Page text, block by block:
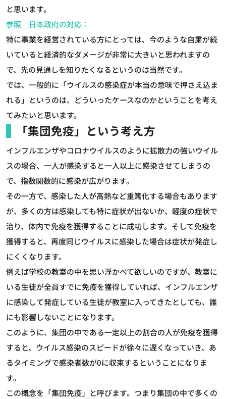
と思います。
参照 日本政府の対応：
特に事業を経営されている方にとっては、今のような自粛が続
いていると経済的なダメージが非常に大きいと思われますの
で、先の見通しを知りたくなるというのは当然です。
では、一般的に「ウイルスの感染症が本当の意味で押さえ込ま
れる」というのは、どういったケースなのかということを考え
てみたいと思います。
「集団免疫」という考え方
インフルエンザやコロナウイルスのように拡散力の強いウイル
スの場合、一人が感染すると一人以上に感染させてしまうの
で、指数関数的に感染が広がります。
その一方で、感染した人が高熱など重篤化する場合もあります
が、多くの方は感染しても特に症状が出ないか、軽度の症状で
治り、体内で免疫を獲得することに成功します。そして免疫を
獲得すると、再度同じウイルスに感染した場合は症状が発症し
にくくなります。
例えば学校の教室の中を思い浮かべて欲しいのですが、教室に
いる生徒が全員すでに免疫を獲得していれば、インフルエンザ
に感染して発症している生徒が教室に入ってきたとしても、誰
にも影響しないことになります。
このように、集団の中である一定以上の割合の人が免疫を獲得
すると、ウイルス感染のスピードが徐々に遅くなっていき、あ
るタイミングで感染者数が0に収束するということになりま
す。
この概念を「集団免疫」と呼びます。つまり集団の中で多くの